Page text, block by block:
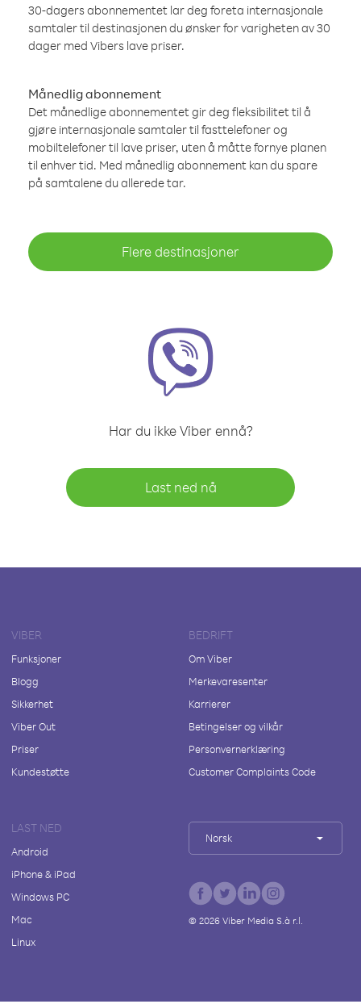
30-dagers abonnementet lar deg foreta internasjonale
samtaler til destinasjonen du ønsker for varigheten av 30
dager med Vibers lave priser.
Månedlig abonnement
Det månedlige abonnementet gir deg fleksibilitet til å
gjøre internasjonale samtaler til fasttelefoner og
mobiltelefoner til lave priser, uten å måtte fornye planen
til enhver tid. Med månedlig abonnement kan du spare
på samtalene du allerede tar.
Flere destinasjoner
Har du ikke Viber ennå?
Last ned nå
VIBER
Funksjoner
Blogg
Sikkerhet
Viber Out
Priser
Kundestøtte
BEDRIFT
Om Viber
Merkevaresenter
Karrierer
Betingelser og vilkår
Personvernerklæring
Customer Complaints Code
LAST NED
Android
iPhone & iPad
Windows PC
Mac
Linux
Norsk
© 2026Viber Media S.à r.l.